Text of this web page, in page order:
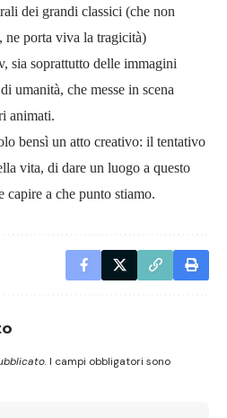
dei grandi classici (che non
ne porta viva la tragicità)
sia soprattutto delle immagini
umanità, che messe in scena
animati.
bensì un atto creativo: il tentativo
vita, di dare un luogo a questo
capire a che punto stiamo.
I campi obbligatori sono